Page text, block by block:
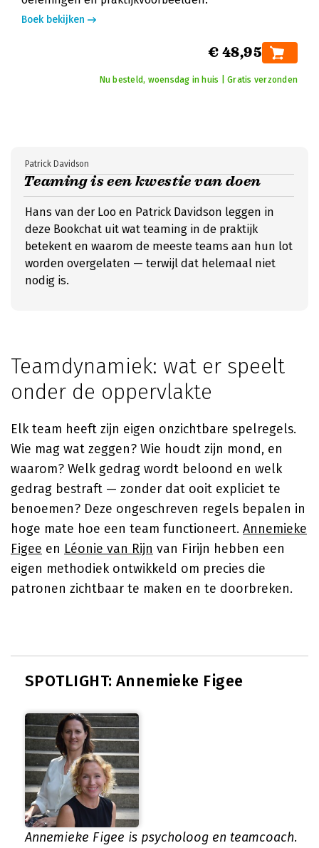
Boek bekijken
€ 48,95
Nu besteld, woensdag in huis | Gratis verzonden
Teaming is een kwestie van doen
Patrick Davidson
Hans van der Loo en Patrick Davidson leggen in
deze Bookchat uit wat teaming in de praktijk
betekent en waarom de meeste teams aan hun lot
worden overgelaten — terwijl dat helemaal niet
nodig is.
Teamdynamiek: wat er speelt
onder de oppervlakte
Elk team heeft zijn eigen onzichtbare spelregels.
Wie mag wat zeggen? Wie houdt zijn mond, en
waarom? Welk gedrag wordt beloond en welk
gedrag bestraft — zonder dat ooit expliciet te
benoemen? Deze ongeschreven regels bepalen in
hoge mate hoe een team functioneert. Annemieke
Figee en Léonie van Rijn van Firijn hebben een
eigen methodiek ontwikkeld om precies die
patronen zichtbaar te maken en te doorbreken.
SPOTLIGHT: Annemieke Figee
Annemieke Figee is psycholoog en teamcoach.